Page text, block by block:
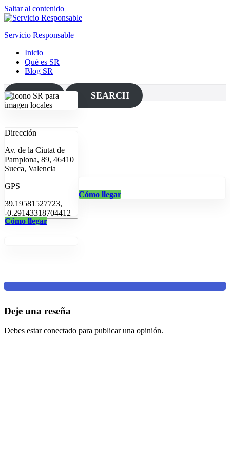
Saltar al contenido
Servicio Responsable
Inicio
Qué es SR
Blog SR
MAP SEARCH
Dirección
Av. de la Ciutat de
Pamplona, 89, 46410
Sueca, Valencia
GPS
39.19581527723,
-0.29143318704412
Cómo llegar
Cómo llegar
Deje una reseña
Debes estar conectado para publicar una opinión.